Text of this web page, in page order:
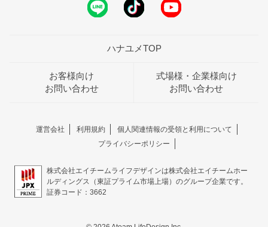
ハナユメTOP
お客様向け
お問い合わせ
式場様・企業様向け
お問い合わせ
運営会社 利用規約
個人関連情報の受領と利用について
プライバシーポリシー
株式会社エイチームライフデザインは株式会社エイチームホー
ルディングス（東証プライム市場上場）のグループ企業です。
証券コード：3662